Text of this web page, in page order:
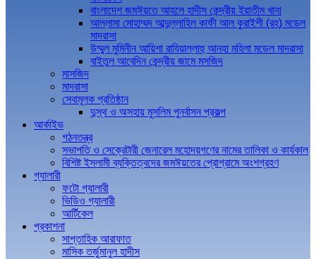
বাংলাদেশ জমঈয়তে আহলে হাদীস কেন্দ্রীয় ইয়াতীম খানা
আল্লামা মোহাম্মদ আব্দুল্লাহিল কাফী আল কুরাইশী (রহ) মডেল
মাদরাসা
উম্মুল মুমিনীন আয়িশা রাযিয়াল্লাহু আনহা মহিলা মডেল মাদরাসা
বাইতুল আবেদিন কেন্দ্রীয় জামে মসজিদ
মাসজিদ
মাদরাসা
সেবামূলক প্রতিষ্ঠান
দুস্থ ও অসহায় মুসলিম পুনর্বাসন প্রকল্প
আর্কাইভ
গঠনতন্ত্র
সভাপতি ও সেক্রেটারী জেনারেল মহোদয়গণের নামের তালিকা ও কার্যকাল
বিশিষ্ট ইসলামী ব্যক্তিত্বদের জমঈয়তের প্রোগ্রামে অংশগ্রহণ
গ্যালারী
ফটো গ্যালারী
ভিডিও গ্যালারী
আর্টিকেল
প্রকাশনা
সাপ্তাহিক আরাফাত
মাসিক তর্জুমানুল হাদীস